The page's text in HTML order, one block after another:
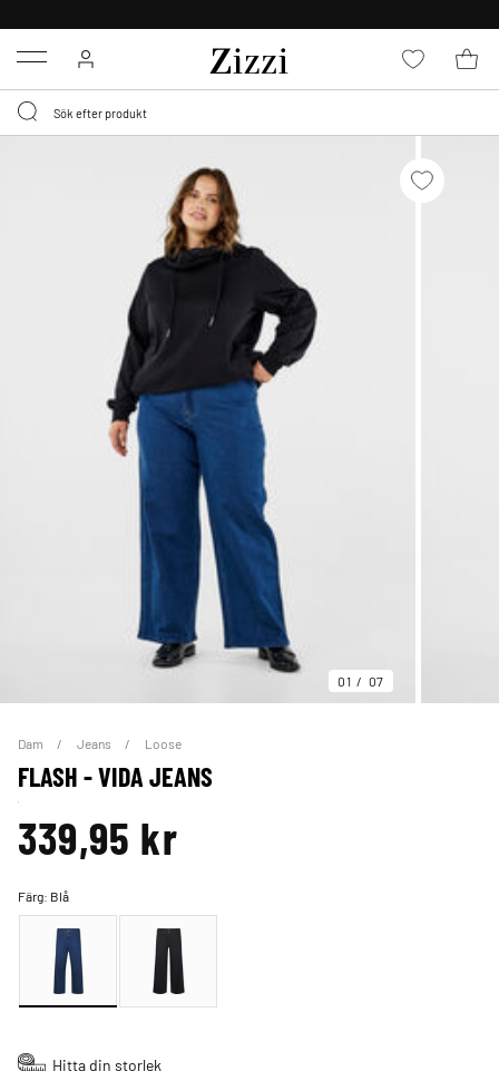
Menu
01 07
Dam Jeans Loose
FLASH - VIDA JEANS
339,95 kr
Färg: Blå
Hitta din storlek